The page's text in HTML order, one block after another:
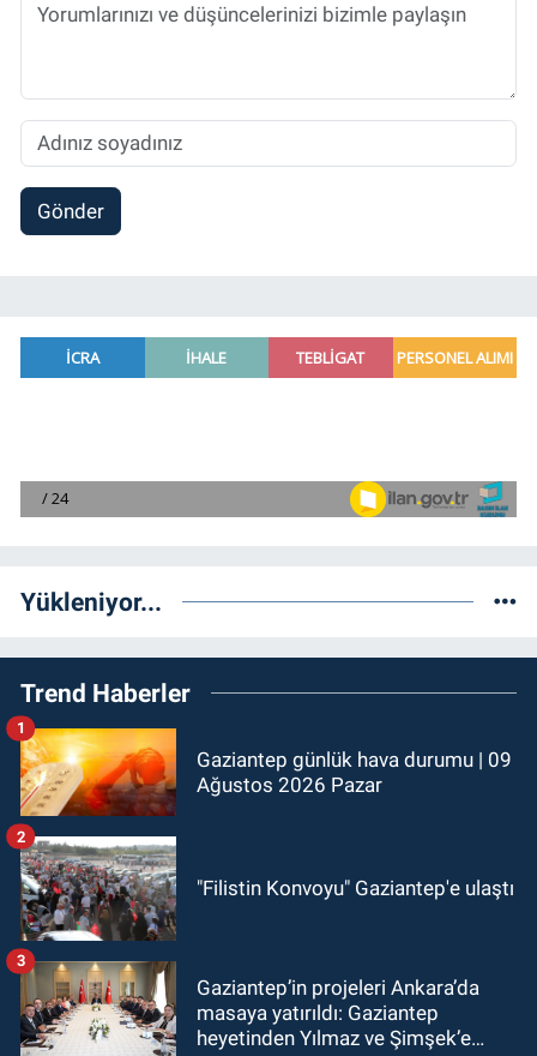
Gönder
Yükleniyor...
Trend Haberler
Gaziantep günlük hava durumu | 09
Ağustos 2026 Pazar
1
"Filistin Konvoyu" Gaziantep'e ulaştı
2
Gaziantep’in projeleri Ankara’da
masaya yatırıldı: Gaziantep
heyetinden Yılmaz ve Şimşek’e
3